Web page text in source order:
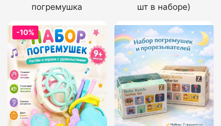
погремушка
шт в наборе)
-10%